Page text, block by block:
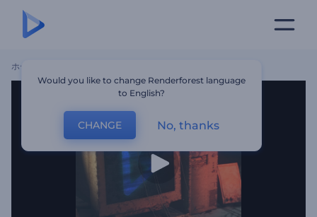
ホーム
Would you like to change Renderforest language
to English?
CHANGE No, thanks